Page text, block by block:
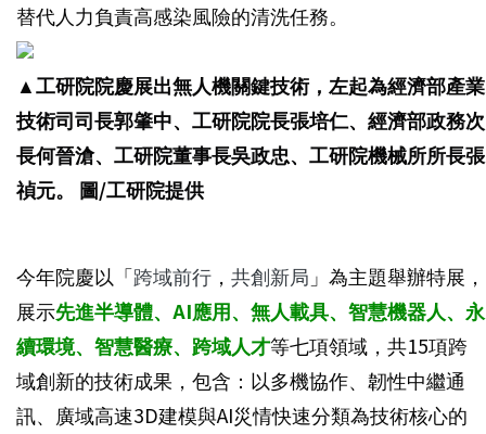
替代人力負責高感染風險的清洗任務。
▲工研院院慶展出無人機關鍵技術，左起為經濟部產業
技術司司長郭肇中、工研院院長張培仁、經濟部政務次
長何晉滄、工研院董事長吳政忠、工研院機械所所長張
禎元。 圖/工研院提供
今年院慶以「跨域前行 ， 共創新局 」為主題舉辦特展，
展示先進半導體、AI應用、無人載具、智慧機器人、永
續環境、智慧醫療、跨域人才等七項領域，共15項跨
域創新的技術成果，包含：以多機協作、韌性中繼通
訊、廣域高速3D建模與AI災情快速分類為技術核心的